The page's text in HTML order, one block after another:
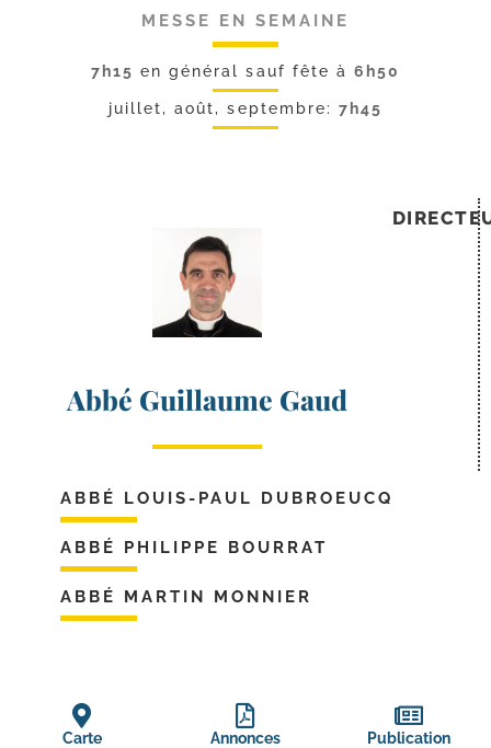
MESSE EN SEMAINE
7h15 en général sauf fête à 6h50
juillet, août, septembre: 7h45
Abbé Guillaume Gaud
ABBÉ LOUIS-PAUL DUBROEUCQ
ABBÉ PHILIPPE BOURRAT
ABBÉ MARTIN MONNIER
Carte Annonces Publication